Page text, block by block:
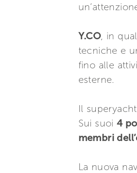
Y.CO, in
tecniche e
fino alle
esterne.
Il
Sui suoi4
membri
La nuova